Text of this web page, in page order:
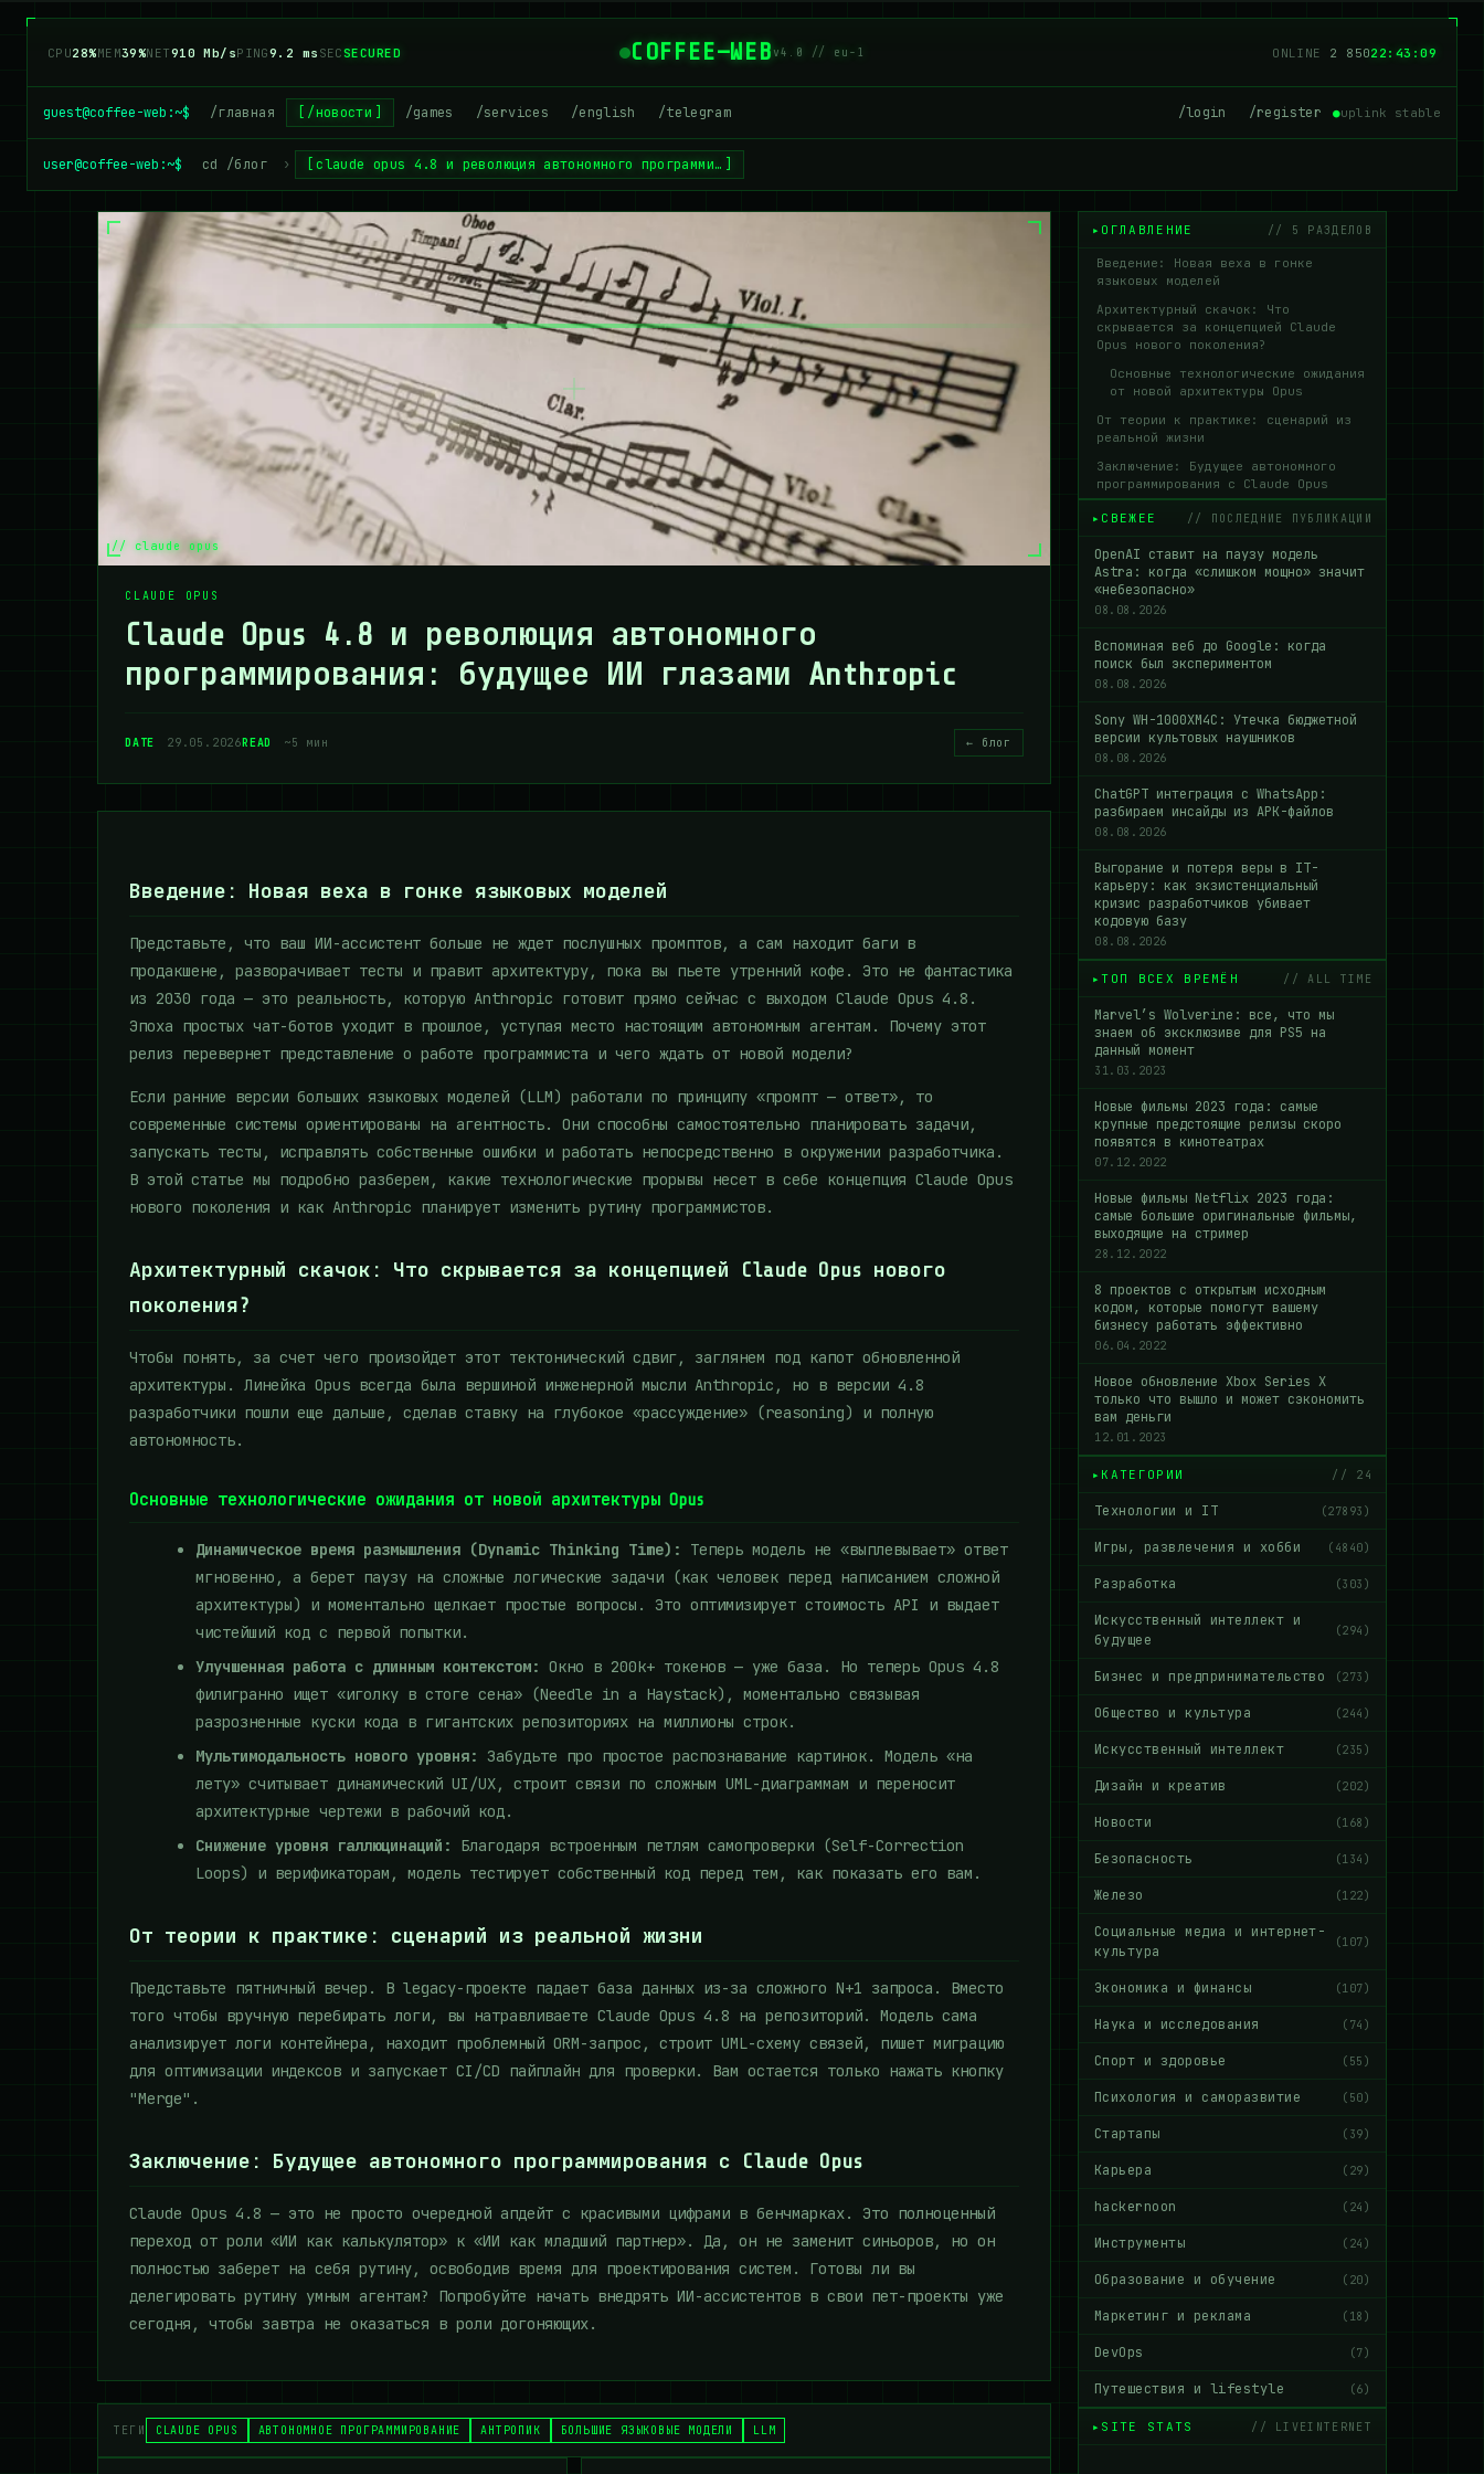
CPU34%MEM38%NET898 Mb/sPING9.2 ms SECSECURED COFFEE—WEBv4.0 // eu-1 ONLINE 2 85022:43:10
guest@coffee-web:~$ /главная /новости /games /services /english /telegram /login /register ●uplink stable
user@coffee-web:~$ cd /блог › claude opus 4.8 и революция автономного программи…
// claude opus
CLAUDE OPUS
Claude Opus 4.8 и революция автономного
программирования: будущее ИИ глазами Anthropic
DATE 29.05.2026READ ~5 мин ← блог
Введение: Новая веха в гонке языковых моделей
Представьте, что ваш ИИ-ассистент больше не ждет послушных промптов, а сам находит баги в
продакшене, разворачивает тесты и правит архитектуру, пока вы пьете утренний кофе. Это не фантастика
из 2030 года — это реальность, которую Anthropic готовит прямо сейчас с выходом Claude Opus 4.8.
Эпоха простых чат-ботов уходит в прошлое, уступая место настоящим автономным агентам. Почему этот
релиз перевернет представление о работе программиста и чего ждать от новой модели?
Если ранние версии больших языковых моделей (LLM) работали по принципу «промпт — ответ», то
современные системы ориентированы на агентность. Они способны самостоятельно планировать задачи,
запускать тесты, исправлять собственные ошибки и работать непосредственно в окружении разработчика.
В этой статье мы подробно разберем, какие технологические прорывы несет в себе концепция Claude Opus
нового поколения и как Anthropic планирует изменить рутину программистов.
Архитектурный скачок: Что скрывается за концепцией Claude Opus нового
поколения?
Чтобы понять, за счет чего произойдет этот тектонический сдвиг, заглянем под капот обновленной
архитектуры. Линейка Opus всегда была вершиной инженерной мысли Anthropic, но в версии 4.8
разработчики пошли еще дальше, сделав ставку на глубокое «рассуждение» (reasoning) и полную
автономность.
Основные технологические ожидания от новой архитектуры Opus
Динамическое время размышления (Dynamic Thinking Time):
Теперь модель не «выплевывает» ответ
мгновенно, а берет паузу на сложные логические задачи (как человек перед написанием сложной
архитектуры) и моментально щелкает простые вопросы. Это оптимизирует стоимость API и выдает
чистейший код с первой попытки.
Улучшенная работа с длинным контекстом: Окно в 200k+ токенов — уже база. Но теперь Opus 4.8
филигранно ищет «иголку в стоге сена» (Needle in a Haystack), моментально связывая
разрозненные куски кода в гигантских репозиториях на миллионы строк.
Мультимодальность нового уровня: Забудьте про простое распознавание картинок. Модель «на
лету» считывает динамический UI/UX, строит связи по сложным UML-диаграммам и переносит
архитектурные чертежи в рабочий код.
Снижение уровня галлюцинаций:
Благодаря встроенным петлям самопроверки (Self-Correction
Loops) и верификаторам, модель тестирует собственный код перед тем, как показать его вам.
От теории к практике: сценарий из реальной жизни
Представьте пятничный вечер. В legacy-проекте падает база данных из-за сложного N+1 запроса. Вместо
того чтобы вручную перебирать логи, вы натравливаете Claude Opus 4.8 на репозиторий. Модель сама
анализирует логи контейнера, находит проблемный ORM-запрос, строит UML-схему связей, пишет миграцию
для оптимизации индексов и запускает CI/CD пайплайн для проверки. Вам остается только нажать кнопку
"Merge".
Заключение: Будущее автономного программирования с Claude Opus
Claude Opus 4.8 — это не просто очередной апдейт с красивыми цифрами в бенчмарках. Это полноценный
переход от роли «ИИ как калькулятор» к «ИИ как младший партнер». Да, он не заменит синьоров, но он
полностью заберет на себя рутину, освободив время для проектирования систем. Готовы ли вы
делегировать рутину умным агентам? Попробуйте начать внедрять ИИ-ассистентов в свои пет-проекты уже
сегодня, чтобы завтра не оказаться в роли догоняющих.
ТЕГИ CLAUDE OPUS АВТОНОМНОЕ ПРОГРАММИРОВАНИЕ АНТРОПИК БОЛЬШИЕ ЯЗЫКОВЫЕ МОДЕЛИ LLM
ОГЛАВЛЕНИЕ // 5 РАЗДЕЛОВ
Введение: Новая веха в гонке
языковых моделей
Архитектурный скачок: Что
скрывается за концепцией Claude
Opus нового поколения?
Основные технологические ожидания
от новой архитектуры Opus
От теории к практике: сценарий из
реальной жизни
Заключение: Будущее автономного
программирования с Claude Opus
СВЕЖЕЕ // ПОСЛЕДНИЕ ПУБЛИКАЦИИ
OpenAI ставит на паузу модель
Astra: когда «слишком мощно» значит
«небезопасно»
08.08.2026
Вспоминая веб до Google: когда
поиск был экспериментом
08.08.2026
Sony WH-1000XM4C: Утечка бюджетной
версии культовых наушников
08.08.2026
ChatGPT интеграция с WhatsApp:
разбираем инсайды из APK-файлов
08.08.2026
Выгорание и потеря веры в IT-
карьеру: как экзистенциальный
кризис разработчиков убивает
кодовую базу
08.08.2026
ТОП ВСЕХ ВРЕМЁН // ALL TIME
Marvel’s Wolverine: все, что мы
знаем об эксклюзиве для PS5 на
данный момент
31.03.2023
Новые фильмы 2023 года: самые
крупные предстоящие релизы скоро
появятся в кинотеатрах
07.12.2022
Новые фильмы Netflix 2023 года:
самые большие оригинальные фильмы,
выходящие на стример
28.12.2022
8 проектов с открытым исходным
кодом, которые помогут вашему
бизнесу работать эффективно
06.04.2022
Новое обновление Xbox Series X
только что вышло и может сэкономить
вам деньги
12.01.2023
КАТЕГОРИИ // 24
Технологии и IT (27893)
Игры, развлечения и хобби (4840)
Разработка (303)
Искусственный интеллект и
будущее
(294)
Бизнес и предпринимательство (273)
Общество и культура (244)
Искусственный интеллект (235)
Дизайн и креатив (202)
Новости (168)
Безопасность (134)
Железо (122)
Социальные медиа и интернет-
культура
(107)
Экономика и финансы (107)
Наука и исследования (74)
Спорт и здоровье (55)
Психология и саморазвитие (50)
Стартапы (39)
Карьера (29)
hackernoon (24)
Инструменты (24)
Образование и обучение (20)
Маркетинг и реклама (18)
DevOps (7)
Путешествия и lifestyle (6)
SITE STATS // LIVEINTERNET